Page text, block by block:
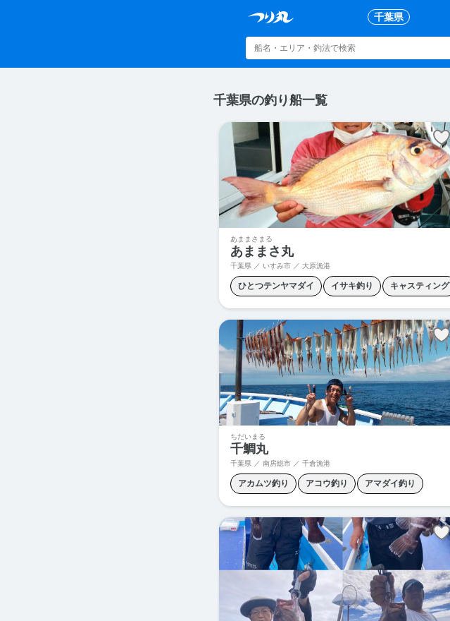
千葉県
千葉県の釣り船一覧
あままさまる
あままさ丸
千葉県 ／ いすみ市 ／ 大原漁港
ひとつテンヤマダイ イサキ釣り キャスティング
ジギング タイカブラ ヒラメ釣り 根魚釣り
泳がせ釣り 青物釣り
ちだいまる
千鯛丸
千葉県 ／ 南房総市 ／ 千倉漁港
アカムツ釣り アコウ釣り アマダイ釣り
イサキ釣り オニカサゴ釣り キンメダイ釣り
コマセマダイ ショウサイフグ釣り
スルメイカ釣り ヒラメ釣り マハタ釣り
五目釣り 泳がせ釣り